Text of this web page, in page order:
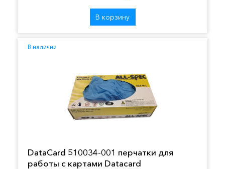
В корзину
В наличии
DataCard 510034-001 перчатки для
работы с картами Datacard